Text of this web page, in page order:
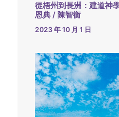
從梧州到長洲：建道神
恩典 / 陳智衡
2023 年 10 月 1 日